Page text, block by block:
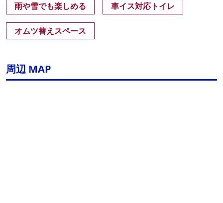
雨や雪でも楽しめる 車イス対応トイレ
オムツ替えスペース
周辺 MAP